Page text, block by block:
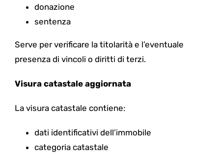
donazione
sentenza
Serve per verificare la titolarità e l’eventuale
presenza di vincoli o diritti di terzi.
Visura catastale aggiornata
La visura catastale contiene:
dati identificativi dell’immobile
categoria catastale